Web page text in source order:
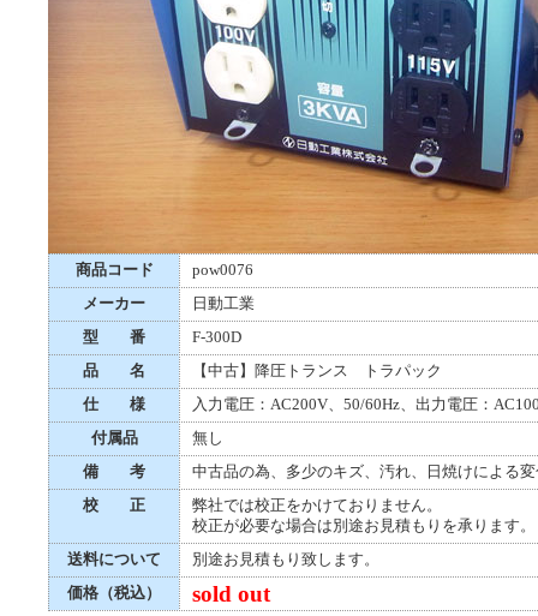
商品コード
pow0076
メーカー
日動工業
型 番
F-300D
品 名
【中古】降圧トランス トラパック
仕 様
入力電圧：AC200V、50/60Hz、出力電圧：
付属品
無し
備 考
中古品の為、多少のキズ、汚れ、日焼けによる
校 正
弊社では校正をかけておりません。
校正が必要な場合は別途お見積もりを承ります。
送料について
別途お見積もり致します。
価格（税込）
sold out